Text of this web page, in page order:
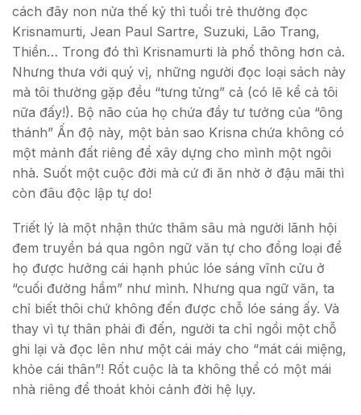
cách đây non nửa thế kỷ thì tuổi trẻ thường đọc
Krisnamurti, Jean Paul Sartre, Suzuki, Lão Trang,
Thiền… Trong đó thì Krisnamurti là phổ thông hơn cả.
Nhưng thưa với quý vị, những người đọc loại sách này
mà tôi thường gặp đều “tưng tửng” cả (có lẽ kể cả tôi
nữa đấy!). Bộ não của họ chứa đầy tư tưởng của “ông
thánh” Ấn độ này, một bản sao Krisna chứa không có
một mảnh đất riêng để xây dựng cho mình một ngôi
nhà. Suốt một cuộc đời mà cứ đi ăn nhờ ở đậu mãi thì
còn đâu độc lập tự do!
Triết lý là một nhận thức thâm sâu mà người lãnh hội
đem truyền bá qua ngôn ngữ văn tự cho đồng loại để
họ được hưởng cái hạnh phúc lóe sáng vĩnh cửu ở
“cuối đường hầm” như mình. Nhưng qua ngữ văn, ta
chỉ biết thôi chứ không đến được chỗ lóe sáng ấy. Và
thay vì tự thân phải đi đến, người ta chỉ ngồi một chỗ
ghi lại và đọc lên như một cái máy cho “mát cái miệng,
khỏe cái thân”! Rốt cuộc là ta không thể có một mái
nhà riêng để thoát khỏi cảnh đời hệ lụy.